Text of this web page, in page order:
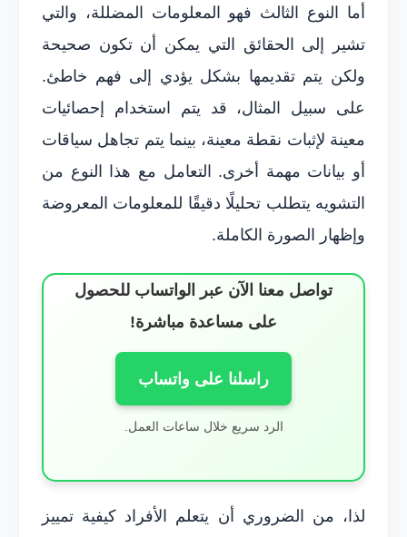
أما النوع الثالث فهو المعلومات المضللة، والتي
تشير إلى الحقائق التي يمكن أن تكون صحيحة
ولكن يتم تقديمها بشكل يؤدي إلى فهم خاطئ.
على سبيل المثال، قد يتم استخدام إحصائيات
معينة لإثبات نقطة معينة، بينما يتم تجاهل سياقات
أو بيانات مهمة أخرى. التعامل مع هذا النوع من
التشويه يتطلب تحليلًا دقيقًا للمعلومات المعروضة
وإظهار الصورة الكاملة.
تواصل معنا الآن عبر الواتساب للحصول
على مساعدة مباشرة!
راسلنا على واتساب
الرد سريع خلال ساعات العمل.
لذا، من الضروري أن يتعلم الأفراد كيفية تمييز